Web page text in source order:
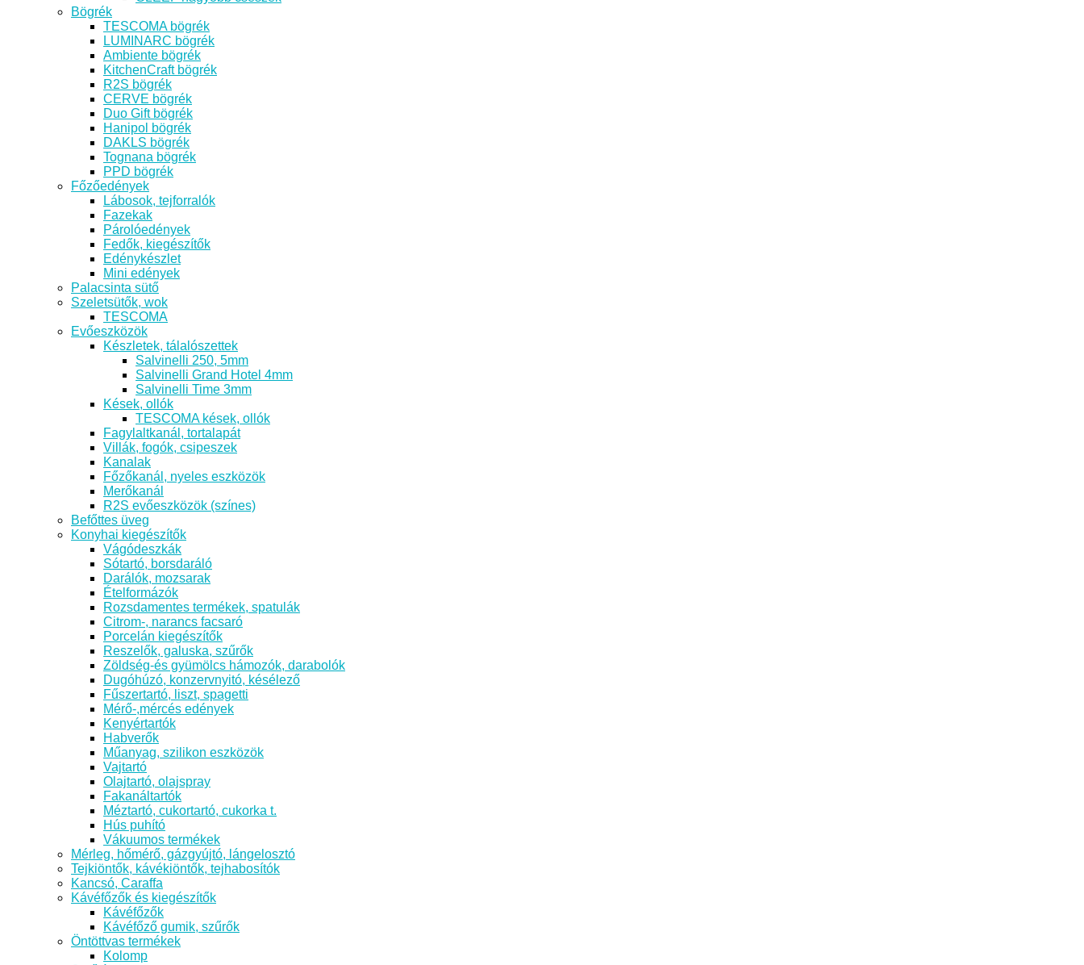
Bögrék
TESCOMA bögrék
LUMINARC bögrék
Ambiente bögrék
KitchenCraft bögrék
R2S bögrék
CERVE bögrék
Duo Gift bögrék
Hanipol bögrék
DAKLS bögrék
Tognana bögrék
PPD bögrék
Főzőedények
Lábosok, tejforralók
Fazekak
Párolóedények
Fedők, kiegészítők
Edénykészlet
Mini edények
Palacsinta sütő
Szeletsütők, wok
TESCOMA
Evőeszközök
Készletek, tálalószettek
Salvinelli 250, 5mm
Salvinelli Grand Hotel 4mm
Salvinelli Time 3mm
Kések, ollók
TESCOMA kések, ollók
Fagylaltkanál, tortalapát
Villák, fogók, csipeszek
Kanalak
Főzőkanál, nyeles eszközök
Merőkanál
R2S evőeszközök (színes)
Befőttes üveg
Konyhai kiegészítők
Vágódeszkák
Sótartó, borsdaráló
Darálók, mozsarak
Ételformázók
Rozsdamentes termékek, spatulák
Citrom-, narancs facsaró
Porcelán kiegészítők
Reszelők, galuska, szűrők
Zöldség-és gyümölcs hámozók, darabolók
Dugóhúzó, konzervnyitó, késélező
Fűszertartó, liszt, spagetti
Mérő-,mércés edények
Kenyértartók
Habverők
Műanyag, szilikon eszközök
Vajtartó
Olajtartó, olajspray
Fakanáltartók
Méztartó, cukortartó, cukorka t.
Hús puhító
Vákuumos termékek
Mérleg, hőmérő, gázgyújtó, lángelosztó
Tejkiöntők, kávékiöntők, tejhabosítók
Kancsó, Caraffa
Kávéfőzők és kiegészítők
Kávéfőzők
Kávéfőző gumik, szűrők
Öntöttvas termékek
Kolomp